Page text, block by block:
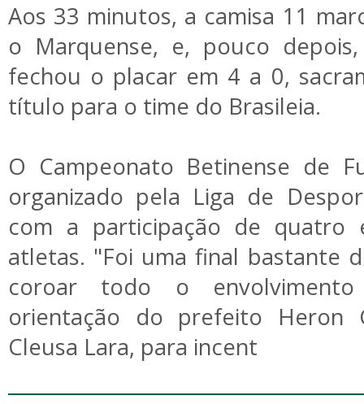
Aos 33 minutos, a camisa 11
o Marquense, e, pouco
fechou o placar em 4 a 0,
título para o time do Brasileia.
O Campeonato Betinense de
organizado pela Liga de
com a participação de quatro
atletas. "Foi uma final bastante
coroar todo o
orientação do prefeito Heron
Cleusa Lara, para incent